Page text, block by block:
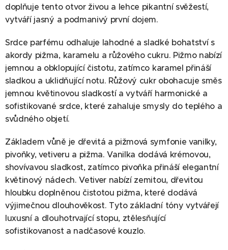
doplňuje tento otvor živou a lehce pikantní svěžestí,
vytváří jasný a podmanivý první dojem.
Srdce parfému odhaluje lahodné a sladké bohatství s
akordy pižma, karamelu a růžového cukru. Pižmo nabízí
jemnou a obklopující čistotu, zatímco karamel přináší
sladkou a uklidňující notu. Růžový cukr obohacuje směs
jemnou květinovou sladkostí a vytváří harmonické a
sofistikované srdce, které zahaluje smysly do teplého a
svůdného objetí.
Základem vůně je dřevitá a pižmová symfonie vanilky,
pivoňky, vetiveru a pižma. Vanilka dodává krémovou,
shovívavou sladkost, zatímco pivoňka přináší elegantní
květinový nádech. Vetiver nabízí zemitou, dřevitou
hloubku doplněnou čistotou pižma, které dodává
výjimečnou dlouhověkost. Tyto základní tóny vytvářejí
luxusní a dlouhotrvající stopu, ztělesňující
sofistikovanost a nadčasové kouzlo.